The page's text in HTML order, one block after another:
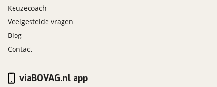
Keuzecoach
Veelgestelde vragen
Blog
Contact
viaBOVAG.nl app